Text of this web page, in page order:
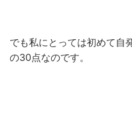
でも私にとっては初めて自
の30点なのです。